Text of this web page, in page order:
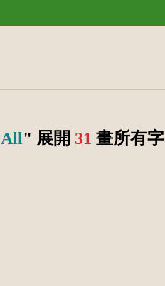
All" 展開 31 畫所有字